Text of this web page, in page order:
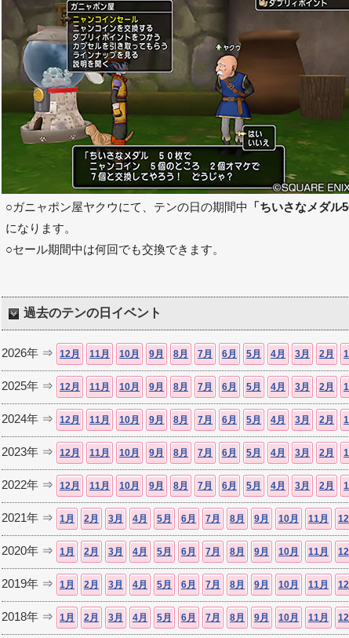
○ガニャポン屋ヤクウにて、テンの日の期間中
「ちいさなメダ
になります。
○セール期間中は何回でも交換できます。
過去のテンの日イベント
2026年 ⇒ 12月 11月 10月 9月 8月 7月 6月 5月 4月 3月 2月
2025年 ⇒ 12月 11月 10月 9月 8月 7月 6月 5月 4月 3月 2月
2024年 ⇒ 12月 11月 10月 9月 8月 7月 6月 5月 4月 3月 2月
2023年 ⇒ 12月 11月 10月 9月 8月 7月 6月 5月 4月 3月 2月
2022年 ⇒ 12月 11月 10月 9月 8月 7月 6月 5月 4月 3月 2月
2021年 ⇒ 1月 2月 3月 4月 5月 6月 7月 8月 9月 10月 11月
2020年 ⇒ 1月 2月 3月 4月 5月 6月 7月 8月 9月 10月 11月
2019年 ⇒ 1月 2月 3月 4月 5月 6月 7月 8月 9月 10月 11月
2018年 ⇒ 1月 2月 3月 4月 5月 6月 7月 8月 9月 10月 11月